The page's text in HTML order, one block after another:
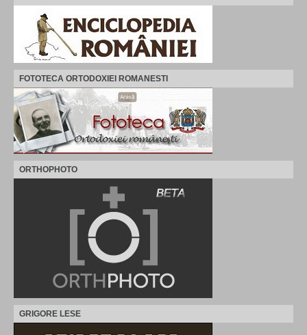
FOTOTECA ORTODOXIEI ROMANESTI
ORTHOPHOTO
GRIGORE LESE